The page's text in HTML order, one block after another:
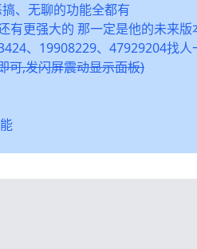
、无聊的功能全都有
有更强大的 那一定是他的未来版
、19908229、47929204找人
可,发闪屏震动显示面板)